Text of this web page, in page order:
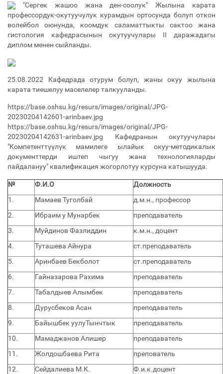
"Сергек жашоо жана ден-соолук" Жылына карата
профессордук-окутуучулук курамдын ортосунда болуп откон
волейбол оюнунда, коомдук саламаттыкты сактоо жана
гистология кафедрасынын окутуучулары II даражадагы
диплом менен сыйланды.
25.08.2022 Кафедрада отурум болуп, жаны окуу жылына
карата тиешелуу маселелер талкууланды.
https://base.oshsu.kg/resurs/images/original/JPG-
20230204142601-arinbaev.jpg
https://base.oshsu.kg/resurs/images/original/JPG-
20230204142631-arinbaev.jpg Кафедранын окутуучулары
"Компетенттүүлүк мамилеге ылайык окуу-методикалык
документтерди иштеп чыгуу жана технологияларды
пайдалануу" квалификация жогорлотуу курсуна катышууда.
№ Ф.И.О
Должность
1.
Мамаев Туголбай
д.м.н., профессор
2.
Ибраим у Мунарбек
преподаватель
3.
Муйдинов Фазлиддин
к.м.н., доцент
4.
Туташева Айнура
ст.преподаватель
5.
Аринбаев Бекболот
ст.преподаватель
6.
Гайназарова Рахима
преподаватель
7.
Табалдыев Алымбек
преподаватель
8.
Дурусбеков Асан
преподаватель
9.
Байышбек уулуТынчтык
преподаватель
10.
Мамаджанов Алишер
преподаватель
11.
Жолдошбаева Рита
препователь
12.
Сейдалиева М.К.
Ф.и.к.доцент